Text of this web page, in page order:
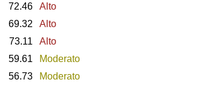
72.46
Alto
69.32
Alto
73.11
Alto
59.61
Moderato
56.73 Moderato